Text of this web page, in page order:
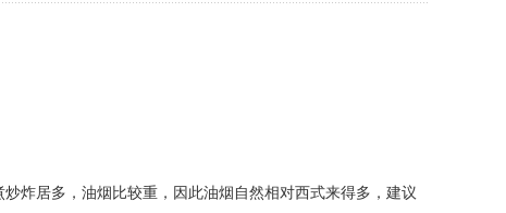
炸居多，油烟比较重，因此油烟自然相对西式来得多，建议